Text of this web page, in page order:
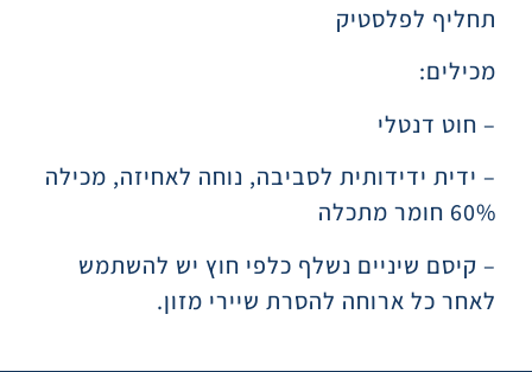
תחליף לפלסטיק
מכילים:
– חוט דנטלי
– ידית ידידותית לסביבה, נוחה לאחיזה, מכילה
60% חומר מתכלה
– קיסם שיניים נשלף כלפי חוץ יש להשתמש
לאחר כל ארוחה להסרת שיירי מזון.